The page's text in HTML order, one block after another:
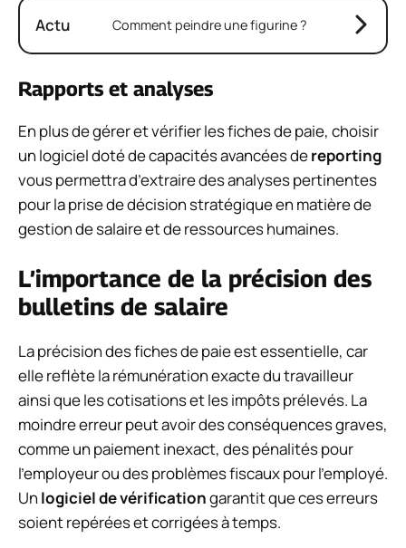
Actu Comment peindre une figurine ?
Rapports et analyses
En plus de gérer et vérifier les fiches de paie, choisir
un logiciel doté de capacités avancées dereporting
vous permettra d’extraire des analyses pertinentes
pour la prise de décision stratégique en matière de
gestion de salaire et de ressources humaines.
L’importance de la précision des
bulletins de salaire
La précision des fiches de paie est essentielle, car
elle reflète la rémunération exacte du travailleur
ainsi que les cotisations et les impôts prélevés. La
moindre erreur peut avoir des conséquences graves,
comme un paiement inexact, des pénalités pour
l’employeur ou des problèmes fiscaux pour l’employé.
Un logiciel de vérificationgarantit que ces erreurs
soient repérées et corrigées à temps.